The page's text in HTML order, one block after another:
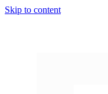
Skip to content